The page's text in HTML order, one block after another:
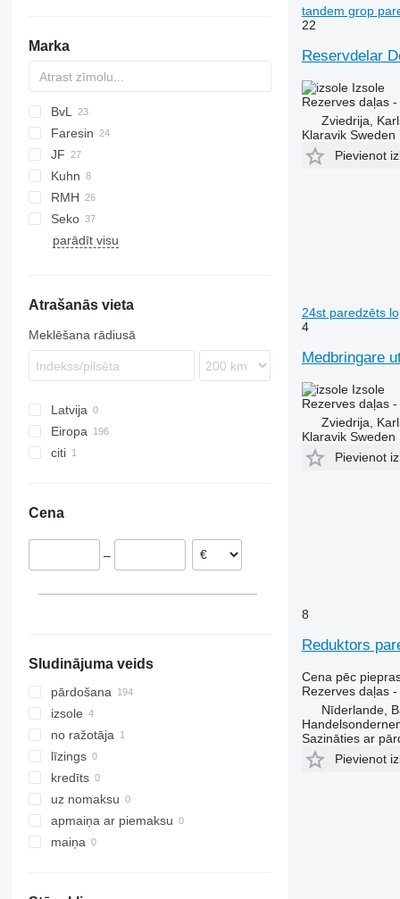
Marka
BvL
V-MIX
Jaguar
Pick up
Faresin
JF
VM
Kuhn
RMH
Seko
Solomix
parādīt visu
Atrašanās vieta
Meklēšana rādiusā
Latvija
Eiropa
Nīderlande
citi
Cena
–
Sludinājuma veids
pārdošana
izsole
no ražotāja
līzings
kredīts
uz nomaksu
apmaiņa ar piemaksu
maiņa
tandem grop
22
Reservdelar
Izsole
Rezerves daļas
Zviedrija,
Klaravik Sweden
Pievienot
24st paredzēts
4
Medbringare
Izsole
Rezerves daļas
Zviedrija,
Klaravik Sweden
Pievienot
8
Reduktors
Cena pēc
Rezerves daļas
Nīderlande,
Sazināties ar
Pievienot